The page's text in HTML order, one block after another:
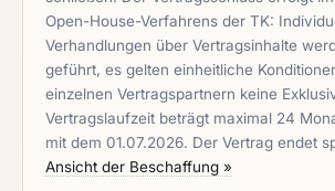
Open-House-Verfahrens der TK:
Verhandlungen über Vertragsinhalte
geführt, es gelten einheitliche
einzelnen Vertragspartnern keine
Vertragslaufzeit beträgt maximal 24
mit dem 01.07.2026. Der Vertrag endet
Ansicht der Beschaffung »